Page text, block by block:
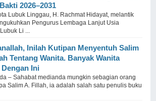
2026–2031
Lubuk Linggau, H. Rachmat Hidayat, melantik
Pengurus Lembaga Lanjut Usia
Li ...
Inilah Kutipan Menyentuh Salim
Tentang Wanita. Banyak Wanita
Dengan Ini
– Sahabat medianda mungkin sebagian orang
Salim A. Fillah, ia adalah salah satu penulis buku